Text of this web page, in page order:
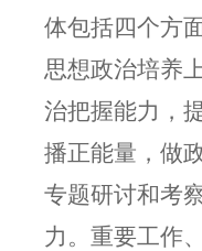
体包括四个方
思想政治培养
治把握能力，
播正能量，做
专题研讨和考
力。重要工作